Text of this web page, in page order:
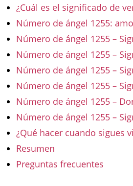
¿Cuál es el significado de
Número de ángel 1255:
Número de ángel 1255 –
Número de ángel 1255 –
Número de ángel 1255 –
Número de ángel 1255 –
Número de ángel 1255 –
Número de ángel 1255 –
¿Qué hacer cuando sigues
Resumen
Preguntas frecuentes